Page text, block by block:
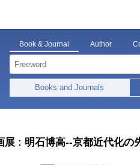
Book & Journal Author
Books and Journals
展 : 明石博高--京都近代化の